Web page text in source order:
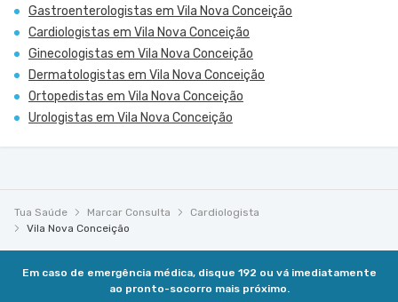
Gastroenterologistas em Vila Nova Conceição
Cardiologistas em Vila Nova Conceição
Ginecologistas em Vila Nova Conceição
Dermatologistas em Vila Nova Conceição
Ortopedistas em Vila Nova Conceição
Urologistas em Vila Nova Conceição
Tua Saúde Marcar Consulta
Cardiologista
Vila Nova Conceição
Em caso de emergência médica, disque 192 ou vá imediatamente
ao pronto-socorro mais próximo.